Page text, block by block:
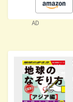
AD